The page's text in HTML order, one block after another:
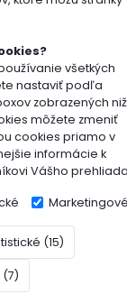
všetkých
nastaviť podľa
zobrazených
môžete zmeniť
cookies priamo v
informácie k
Vášho
Marketingové
(15)